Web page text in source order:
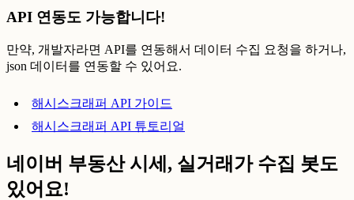
API 연동도 가능합니다!
만약, 개발자라면 API를 연동해서 데이터 수집 요청을 하거나,
json 데이터를 연동할 수 있어요.
해시스크래퍼 API 가이드
해시스크래퍼 API 튜토리얼
네이버 부동산 시세, 실거래가 수집 봇도
있어요!